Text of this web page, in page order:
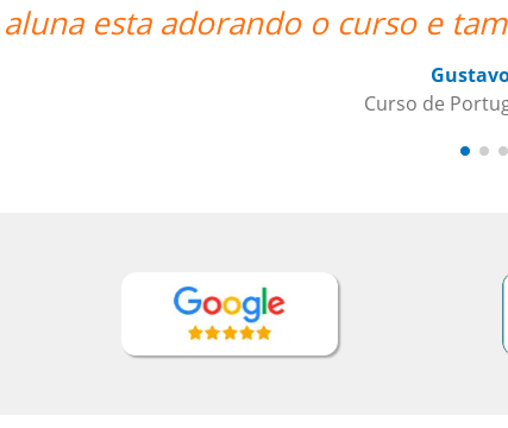
também gostou bastante da